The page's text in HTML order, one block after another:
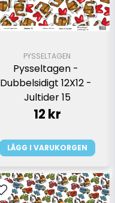
PYSSELTAGEN
Pysseltagen -
Dubbelsidigt 12X12 -
Jultider 15
12 kr
LÄGG I VARUKORGEN